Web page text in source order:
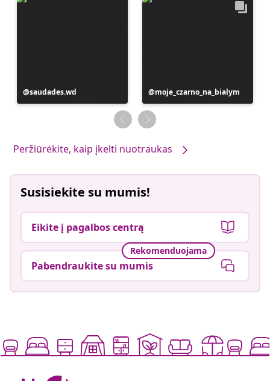
Įrašą
paskelbė
saudades.wd
Įrašą
paskelbė
moje_czarno_na_bialym
Peržiūrėkite, kaip įkelti nuotraukas
Susisiekite su mumis!
Eikite į pagalbos centrą
Rekomenduojama
Pabendraukite su mumis